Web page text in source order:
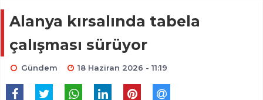
Alanya kırsalında tabela
çalışması sürüyor
Gündem 18 Haziran 2026 - 11:19